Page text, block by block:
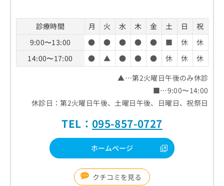
診療時間 月 火 水 木 金 土 日
祝
9:00〜13:00
● ● ● ● ● ■ 休
休
14:00〜17:00
● ▲ ● ● ● 休 休
休
▲…第2火曜日午後のみ休診
■…9:00〜14:00
休診日：第2火曜日午後、土曜日午後、日曜日、祝祭日
TEL： 095-857-0727
ホームページ
クチコミを見る